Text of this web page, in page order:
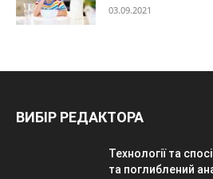
03.09.2021
ВИБІР РЕДАКТОРА
Технології та
та поглиблений